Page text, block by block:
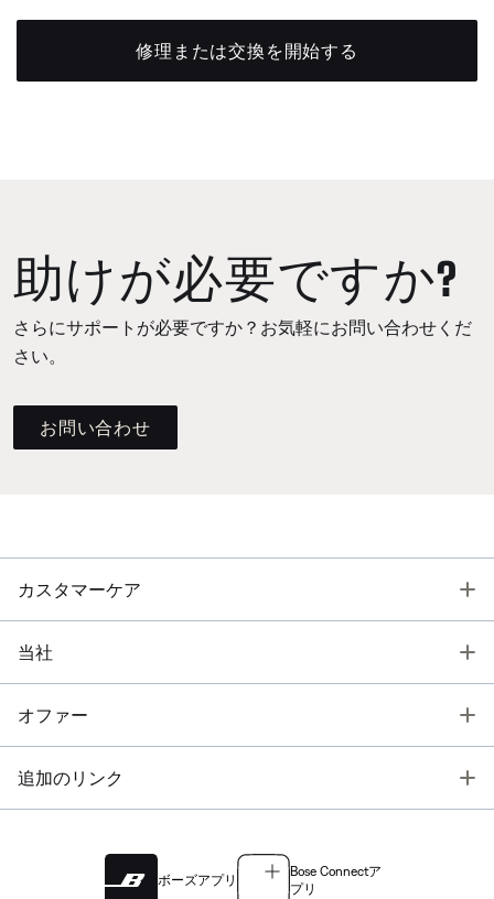
修理または交換を開始する
助けが必要ですか?
さらにサポートが必要ですか？お気軽にお問い合わせくだ
さい。
お問い合わせ
カスタマーケア
当社
オファー
追加のリンク
ボーズアプリ
Bose Connectア
プリ